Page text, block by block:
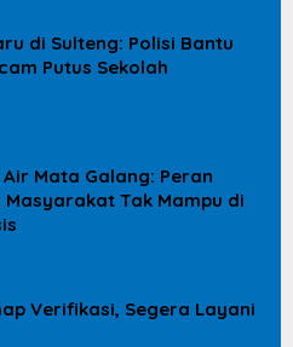
di Sulteng: Polisi Bantu
Putus Sekolah
Mata Galang: Peran
Masyarakat Tak Mampu di
Verifikasi, Segera Layani